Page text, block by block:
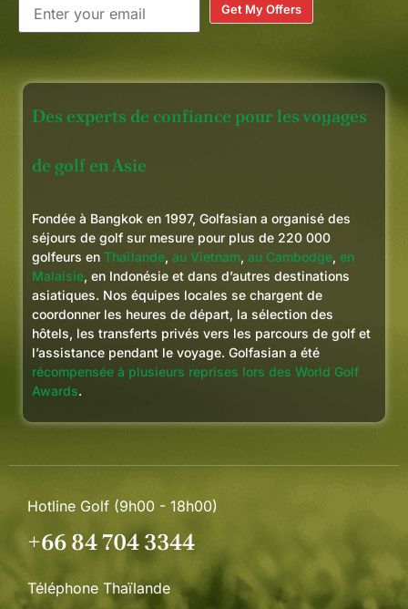
Get My Offers
Des experts de confiance pour les voyages
de golf en Asie
Fondée à Bangkok en 1997, Golfasian a organisé des
séjours de golf sur mesure pour plus de 220 000
golfeurs en Thaïlande, au Vietnam, au Cambodge, en
Malaisie, en Indonésie et dans d’autres destinations
asiatiques. Nos équipes locales se chargent de
coordonner les heures de départ, la sélection des
hôtels, les transferts privés vers les parcours de golf et
l’assistance pendant le voyage. Golfasian a été
récompensée à plusieurs reprises lors des World Golf
Awards.
Hotline Golf (9h00 - 18h00)
+66 84 704 3344
Téléphone Thaïlande